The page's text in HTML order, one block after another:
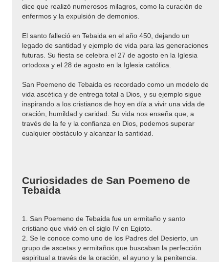
dice que realizó numerosos milagros, como la curación de
enfermos y la expulsión de demonios.
El santo falleció en Tebaida en el año 450, dejando un
legado de santidad y ejemplo de vida para las generaciones
futuras. Su fiesta se celebra el 27 de agosto en la Iglesia
ortodoxa y el 28 de agosto en la Iglesia católica.
San Poemeno de Tebaida es recordado como un modelo de
vida ascética y de entrega total a Dios, y su ejemplo sigue
inspirando a los cristianos de hoy en día a vivir una vida de
oración, humildad y caridad. Su vida nos enseña que, a
través de la fe y la confianza en Dios, podemos superar
cualquier obstáculo y alcanzar la santidad.
Curiosidades de San Poemeno de
Tebaida
1. San Poemeno de Tebaida fue un ermitaño y santo
cristiano que vivió en el siglo IV en Egipto.
2. Se le conoce como uno de los Padres del Desierto, un
grupo de ascetas y ermitaños que buscaban la perfección
espiritual a través de la oración, el ayuno y la penitencia.